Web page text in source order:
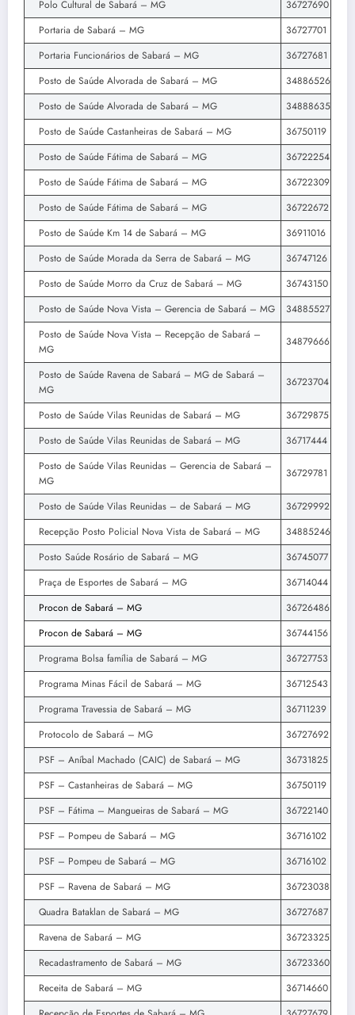
Polo Cultural de Sabará – MG
36727690
Portaria de Sabará – MG
36727701
Portaria Funcionários de Sabará – MG
36727681
Posto de Saúde Alvorada de Sabará – MG
34886526
Posto de Saúde Alvorada de Sabará – MG
34888635
Posto de Saúde Castanheiras de Sabará – MG
36750119
Posto de Saúde Fátima de Sabará – MG
36722254
Posto de Saúde Fátima de Sabará – MG
36722309
Posto de Saúde Fátima de Sabará – MG
36722672
Posto de Saúde Km 14 de Sabará – MG
36911016
Posto de Saúde Morada da Serra de Sabará – MG
36747126
Posto de Saúde Morro da Cruz de Sabará – MG
36743150
Posto de Saúde Nova Vista – Gerencia de Sabará – MG
34885527
Posto de Saúde Nova Vista – Recepção de Sabará –
MG
34879666
Posto de Saúde Ravena de Sabará – MG de Sabará –
MG
36723704
Posto de Saúde Vilas Reunidas de Sabará – MG
36729875
Posto de Saúde Vilas Reunidas de Sabará – MG
36717444
Posto de Saúde Vilas Reunidas – Gerencia de Sabará –
MG
36729781
Posto de Saúde Vilas Reunidas – de Sabará – MG
36729992
Recepção Posto Policial Nova Vista de Sabará – MG
34885246
Posto Saúde Rosário de Sabará – MG
36745077
Praça de Esportes de Sabará – MG
36714044
Procon de Sabará – MG
36726486
Procon de Sabará – MG
36744156
Programa Bolsa família de Sabará – MG
36727753
Programa Minas Fácil de Sabará – MG
36712543
Programa Travessia de Sabará – MG
36711239
Protocolo de Sabará – MG
36727692
PSF – Aníbal Machado (CAIC) de Sabará – MG
36731825
PSF – Castanheiras de Sabará – MG
36750119
PSF – Fátima – Mangueiras de Sabará – MG
36722140
PSF – Pompeu de Sabará – MG
36716102
PSF – Pompeu de Sabará – MG
36716102
PSF – Ravena de Sabará – MG
36723038
Quadra Bataklan de Sabará – MG
36727687
Ravena de Sabará – MG
36723325
Recadastramento de Sabará – MG
36723360
Receita de Sabará – MG
36714660